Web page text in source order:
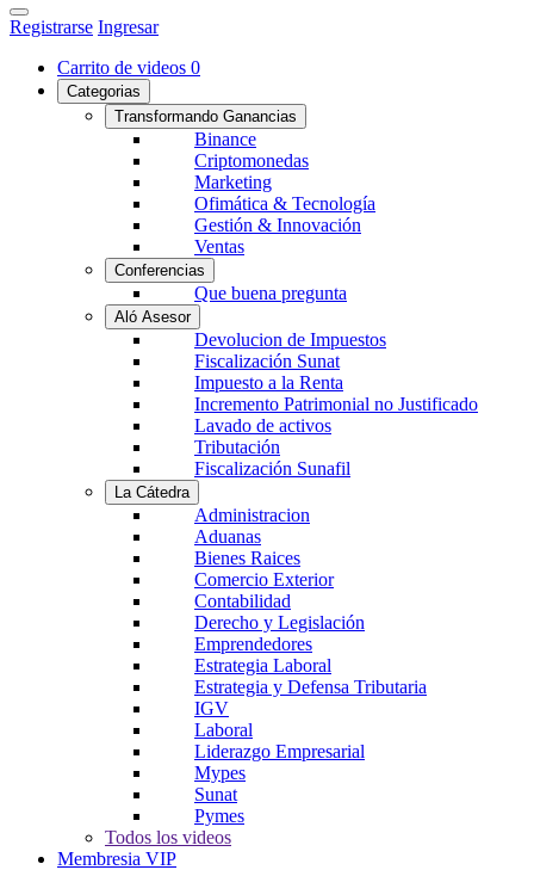
Registrarse Ingresar
Carrito de videos 0
Categorias
Transformando Ganancias
Binance
Criptomonedas
Marketing
Ofimática & Tecnología
Gestión & Innovación
Ventas
Conferencias
Que buena pregunta
Aló Asesor
Devolucion de Impuestos
Fiscalización Sunat
Impuesto a la Renta
Incremento Patrimonial no Justificado
Lavado de activos
Tributación
Fiscalización Sunafil
La Cátedra
Administracion
Aduanas
Bienes Raices
Comercio Exterior
Contabilidad
Derecho y Legislación
Emprendedores
Estrategia Laboral
Estrategia y Defensa Tributaria
IGV
Laboral
Liderazgo Empresarial
Mypes
Sunat
Pymes
Todos los videos
Membresia VIP